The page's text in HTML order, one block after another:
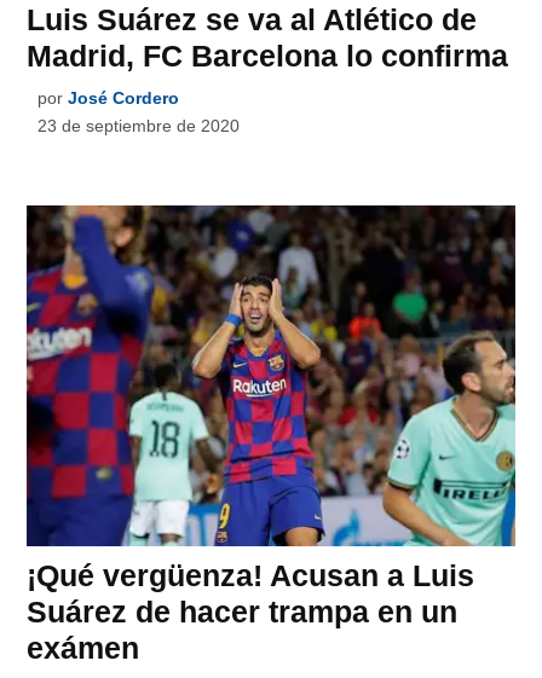
Luis Suárez se va al Atlético de
Madrid, FC Barcelona lo confirma
por José Cordero
23 de septiembre de 2020
¡Qué vergüenza! Acusan a Luis
Suárez de hacer trampa en un
exámen